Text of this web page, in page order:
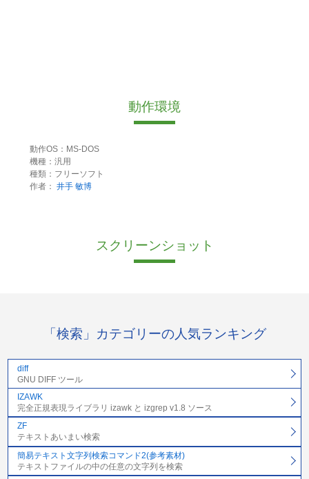
動作環境
動作OS：MS-DOS
機種：汎用
種類：フリーソフト
作者： 井手 敏博
スクリーンショット
「検索」カテゴリーの人気ランキング
diff
GNU DIFF ツール
IZAWK
完全正規表現ライブラリ izawk と izgrep v1.8 ソース
ZF
テキストあいまい検索
簡易テキスト文字列検索コマンド2(参考素材)
テキストファイルの中の任意の文字列を検索